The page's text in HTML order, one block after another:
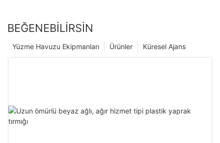
BEĞENEBILIRSIN
Küresel Ajans
Ürünler
Yüzme Havuzu Ekipmanları